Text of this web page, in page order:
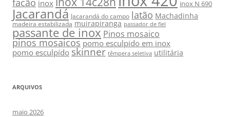
inox inox N 690
Jacarandá Jacarandá do campo latão Machadinha
madeira estabilizada muirapiranga passador de fiel
passante de inox Pinos mosaico
pinos mosaicos pomo esculpido em inox
pomo esculpído skinner têmpera seletiva utilitária
ARQUIVOS
maio 2026